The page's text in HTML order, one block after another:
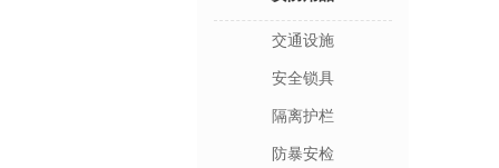
交通设施
安全锁具
隔离护栏
防暴安检